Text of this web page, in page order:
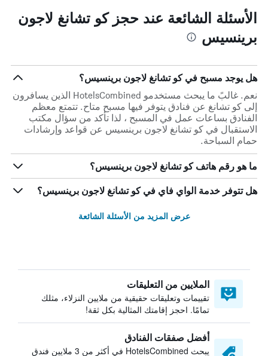
الأسئلة الشائعة عند حجز كو تشانغ لاجون
برينسيس
هل يوجد مسبح في كو تشانغ لاجون برينسيس؟
نعم. غالبً ما يبحث مستخدمو HotelsCombined الذين يسافرون
إلى كو تشانغ عن فنادق يتوفر فيها مسبح متاح. تتمتع معظم
الفنادق بساعات عمل في المسبح ، لذا تأكد من سؤال مكتب
الاستقبال في كو تشانغ لاجون برينسيس عن قواعد وإرشادات
حمام السباحة.
ما هو رقم هاتف كو تشانغ لاجون برينسيس؟
هل تتوفر خدمة الواي فاي في كو تشانغ لاجون برينسيس؟
عرض المزيد من الأسئلة الشائعة
الملايين من التعليقات
تقييمات وتعليقات حقيقية من ملايين النزلاء، مثلك
تمامًا. احجز إقامتك المثالية بكل ثقة!
أفضل صفقات الفنادق
يبحث HotelsCombined في أكثر من 3 ملايين فندق